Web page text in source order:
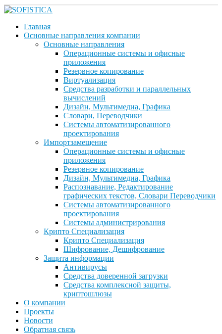
Главная
Основные направления компании
Основные направления
Операционные системы и офисные
приложения
Резервное копирование
Виртуализация
Средства разработки и параллельных
вычислений
Дизайн, Мультимедиа, Графика
Словари, Переводчики
Системы автоматизированного
проектирования
Импортзамещение
Операционные системы и офисные
приложения
Резервное копирование
Дизайн, Мультимедиа, Графика
Распознавание, Редактирование
графических текстов, Словари Переводчики
Системы автоматизированного
проектирования
Системы администрирования
Крипто Специализация
Крипто Специализация
Шифрование, Дешифрование
Защита информации
Антивирусы
Средства доверенной загрузки
Средства комплексной защиты,
криптошлюзы
О компании
Проекты
Новости
Обратная связь